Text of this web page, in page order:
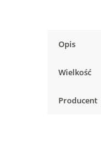
Opis
Wielkość
Producent